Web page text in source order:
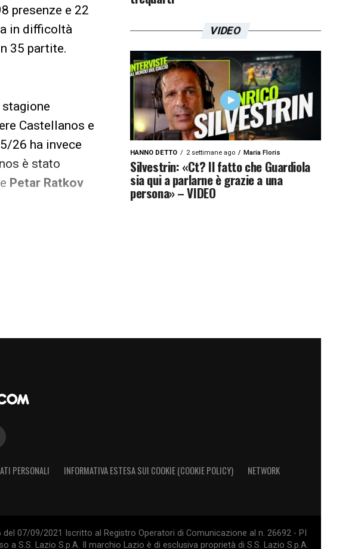
presenze e 22
in difficoltà
35 partite.
Castellanos e
26 ha invece
è stato
Petar Ratkov
0
a sportellate.
agonistica.
nei
la
dimostrare
VIDEO
HANNO DETTO 2 settimane ago Maria Floris
Silvestrin: «Ct? Il fatto che Guardiola
sia qui a parlarne è grazie a una
persona» – VIDEO
PERSONALI INFORMATIVA ESTESA SUI COOKIE (COOKIE POLICY) NETWORK
07/09/2021 Iscritto al Registro Operatori di Comunicazione al n. 26692 - PI
S.S. Lazio S.p.A. Il marchio Lazio è di esclusiva proprietà di S.S. Lazio S.p.A.